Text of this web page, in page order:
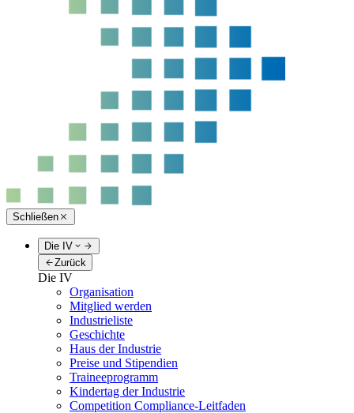
Schließen
Die IV
Zurück
Die IV
Organisation
Mitglied werden
Industrieliste
Geschichte
Haus der Industrie
Preise und Stipendien
Traineeprogramm
Kindertag der Industrie
Competition Compliance-Leitfaden